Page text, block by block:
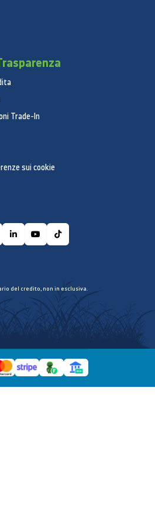
Trade-In
sui cookie
del credito, non in esclusiva.